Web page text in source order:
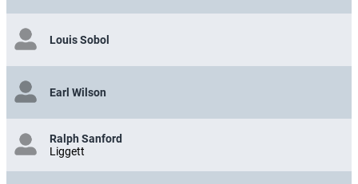
Louis Sobol
Earl Wilson
Ralph Sanford
Liggett